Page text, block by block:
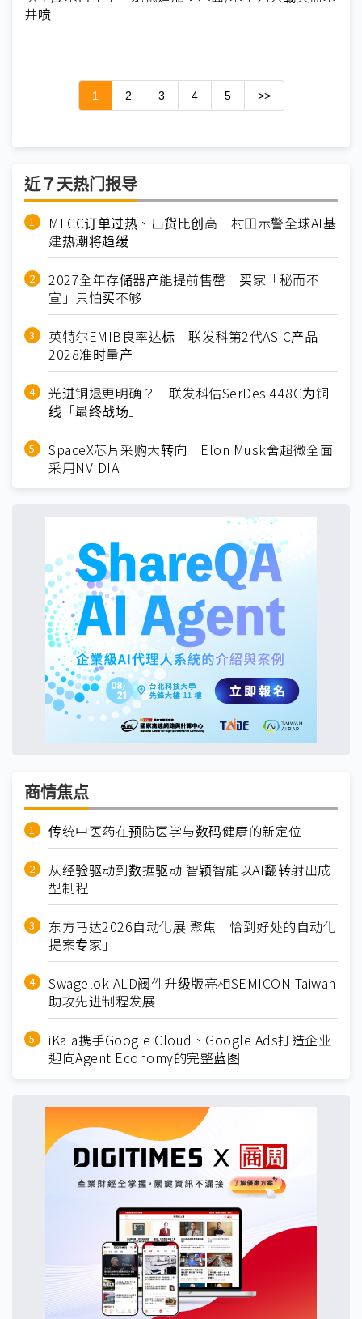
井喷
1 2 3 4 5 >>
近７天热门报导
MLCC订单过热、出货比创高 村田示警全球AI基
建热潮将趋缓
2027全年存储器产能提前售罄 买家「秘而不
宣」只怕买不够
英特尔EMIB良率达标 联发科第2代ASIC产品
2028准时量产
光进铜退更明确？ 联发科估SerDes 448G为铜
线「最终战场」
SpaceX芯片采购大转向 Elon Musk舍超微全面
采用NVIDIA
商情焦点
传统中医药在预防医学与数码健康的新定位
从经验驱动到数据驱动 智颖智能以AI翻转射出成
型制程
东方马达2026自动化展 聚焦「恰到好处的自动化
提案专家」
Swagelok ALD阀件升级版亮相SEMICON Taiwan
助攻先进制程发展
iKala携手Google Cloud、Google Ads打造企业
迎向Agent Economy的完整蓝图